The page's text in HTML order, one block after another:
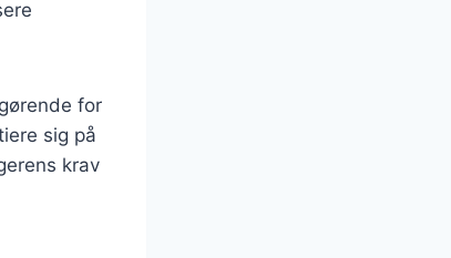
for
sig på
krav